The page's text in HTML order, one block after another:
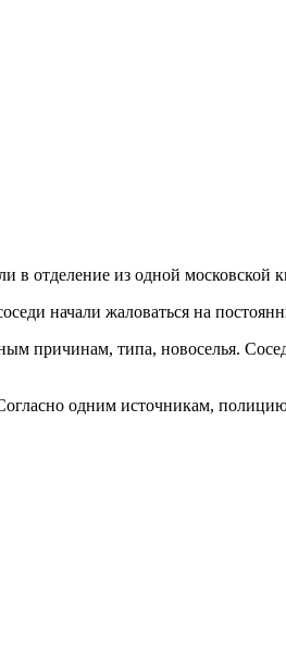
в отделение из одной московской
начали жаловаться на
причинам, типа, новоселья.
одним источникам,